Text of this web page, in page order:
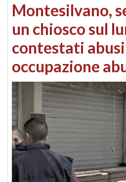
Montesilvano,
un chiosco sul
contestati
occupazione